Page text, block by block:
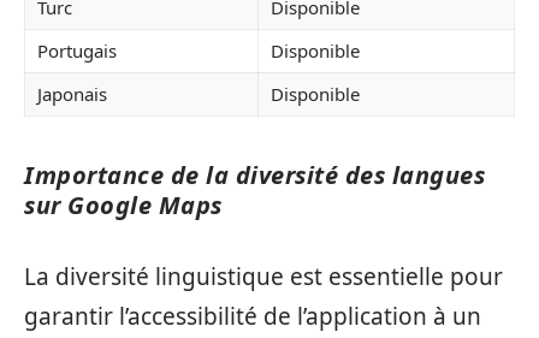
Turc
Disponible
Portugais
Disponible
Japonais
Disponible
Importance de la diversité des langues
sur Google Maps
La diversité linguistique est essentielle pour
garantir l’accessibilité de l’application à un